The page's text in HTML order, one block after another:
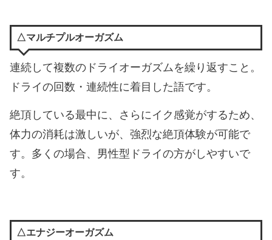
△マルチプルオーガズム
連続して複数のドライオーガズムを繰り返すこと。
ドライの回数・連続性に着目した語です。
絶頂している最中に、さらにイク感覚がするため、
体力の消耗は激しいが、強烈な絶頂体験が可能で
す。多くの場合、男性型ドライの方がしやすいで
す。
△エナジーオーガズム